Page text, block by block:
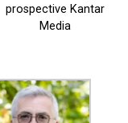
prospective Kantar
Media